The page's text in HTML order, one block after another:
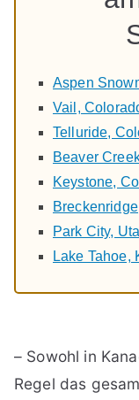
Aspen
Vail,
Telluride,
Beaver
Keystone,
Park City,
Lake Tahoe,
– Sowohl in
Regel das